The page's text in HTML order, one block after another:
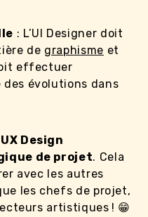
: L’UI Designer doit
de graphisme et
effectuer
évolutions dans
Design
de projet. Cela
avec les autres
les chefs de projet,
artistiques ! 😁